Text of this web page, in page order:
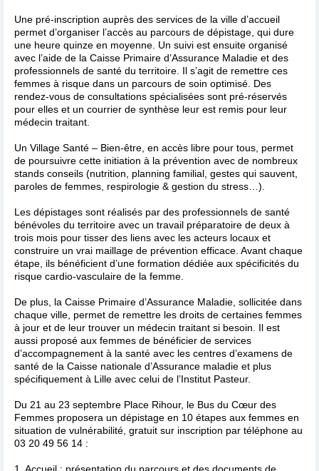
Une pré-inscription auprès des services de la ville d’accueil
permet d’organiser l’accès au parcours de dépistage, qui dure
une heure quinze en moyenne. Un suivi est ensuite organisé
avec l’aide de la Caisse Primaire d’Assurance Maladie et des
professionnels de santé du territoire. Il s’agit de remettre ces
femmes à risque dans un parcours de soin optimisé. Des
rendez-vous de consultations spécialisées sont pré-réservés
pour elles et un courrier de synthèse leur est remis pour leur
médecin traitant.
Un Village Santé – Bien-être, en accès libre pour tous, permet
de poursuivre cette initiation à la prévention avec de nombreux
stands conseils (nutrition, planning familial, gestes qui sauvent,
paroles de femmes, respirologie & gestion du stress…).
Les dépistages sont réalisés par des professionnels de santé
bénévoles du territoire avec un travail préparatoire de deux à
trois mois pour tisser des liens avec les acteurs locaux et
construire un vrai maillage de prévention efficace. Avant chaque
étape, ils bénéficient d’une formation dédiée aux spécificités du
risque cardio-vasculaire de la femme.
De plus, la Caisse Primaire d’Assurance Maladie, sollicitée dans
chaque ville, permet de remettre les droits de certaines femmes
à jour et de leur trouver un médecin traitant si besoin. Il est
aussi proposé aux femmes de bénéficier de services
d’accompagnement à la santé avec les centres d’examens de
santé de la Caisse nationale d’Assurance maladie et plus
spécifiquement à Lille avec celui de l’Institut Pasteur.
Du 21 au 23 septembre Place Rihour, le Bus du Cœur des
Femmes proposera un dépistage en 10 étapes aux femmes en
situation de vulnérabilité, gratuit sur inscription par téléphone au
03 20 49 56 14 :
1. Accueil : présentation du parcours et des documents de